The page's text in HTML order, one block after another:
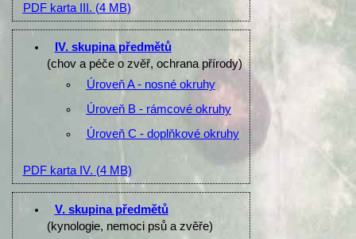
PDF karta III. (4 MB)
IV. skupina předmětů
(chov a péče o zvěř, ochrana přírody)
Úroveň A - nosné okruhy
Úroveň B - rámcové okruhy
Úroveň C - doplňkové okruhy
PDF karta IV. (4 MB)
V. skupina předmětů
(kynologie, nemoci psů a zvěře)